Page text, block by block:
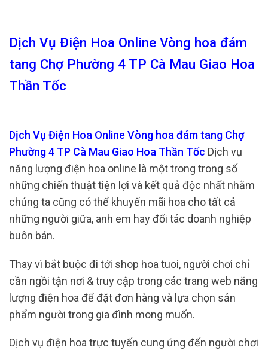
Dịch Vụ Điện Hoa Online Vòng hoa đám
tang Chợ Phường 4 TP Cà Mau Giao Hoa
Thần Tốc
Dịch Vụ Điện Hoa Online Vòng hoa đám tang Chợ
Phường 4 TP Cà Mau Giao Hoa Thần Tốc Dịch vụ
năng lượng điện hoa online là một trong trong số
những chiến thuật tiện lợi và kết quả độc nhất nhằm
chúng ta cũng có thể khuyến mãi hoa cho tất cả
những người giữa, anh em hay đối tác doanh nghiệp
buôn bán.
Thay vì bắt buộc đi tới shop hoa tuoi, người chơi chỉ
cần ngồi tận nơi & truy cập trong các trang web năng
lượng điện hoa để đặt đơn hàng và lựa chọn sản
phẩm người trong gia đình mong muốn.
Dịch vụ điện hoa trực tuyến cung ứng đến người chơi